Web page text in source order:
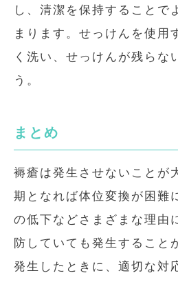
し、清潔を保持することで
まります。せっけんを使用
く洗い、せっけんが残らな
う。
まとめ
褥瘡は発生させないことが
期となれば体位変換が困難
の低下などさまざまな理由
防していても発生すること
発生したときに、適切な対